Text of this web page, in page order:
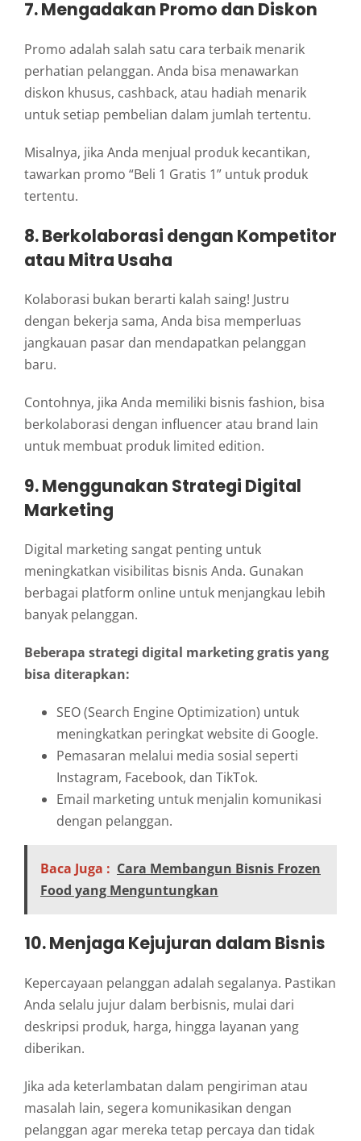
7. Mengadakan Promo dan Diskon
Promo adalah salah satu cara terbaik menarik
perhatian pelanggan. Anda bisa menawarkan
diskon khusus, cashback, atau hadiah menarik
untuk setiap pembelian dalam jumlah tertentu.
Misalnya, jika Anda menjual produk kecantikan,
tawarkan promo “Beli 1 Gratis 1” untuk produk
tertentu.
8. Berkolaborasi dengan Kompetitor
atau Mitra Usaha
Kolaborasi bukan berarti kalah saing! Justru
dengan bekerja sama, Anda bisa memperluas
jangkauan pasar dan mendapatkan pelanggan
baru.
Contohnya, jika Anda memiliki bisnis fashion, bisa
berkolaborasi dengan influencer atau brand lain
untuk membuat produk limited edition.
9. Menggunakan Strategi Digital
Marketing
Digital marketing sangat penting untuk
meningkatkan visibilitas bisnis Anda. Gunakan
berbagai platform online untuk menjangkau lebih
banyak pelanggan.
Beberapa strategi digital marketing gratis yang
bisa diterapkan:
SEO (Search Engine Optimization) untuk
meningkatkan peringkat website di Google.
Pemasaran melalui media sosial seperti
Instagram, Facebook, dan TikTok.
Email marketing untuk menjalin komunikasi
dengan pelanggan.
Baca Juga : Cara Membangun Bisnis Frozen
Food yang Menguntungkan
10. Menjaga Kejujuran dalam Bisnis
Kepercayaan pelanggan adalah segalanya. Pastikan
Anda selalu jujur dalam berbisnis, mulai dari
deskripsi produk, harga, hingga layanan yang
diberikan.
Jika ada keterlambatan dalam pengiriman atau
masalah lain, segera komunikasikan dengan
pelanggan agar mereka tetap percaya dan tidak